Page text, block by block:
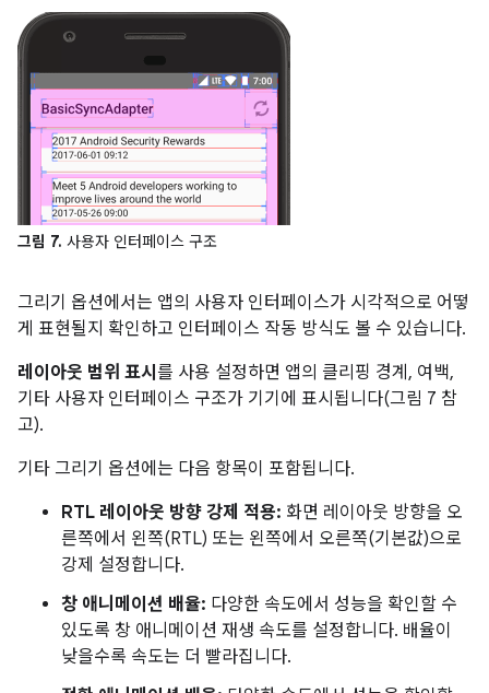
그림 7. 사용자 인터페이스 구조
그리기 옵션에서는 앱의 사용자 인터페이스가 시각적으로 어떻
게 표현될지 확인하고 인터페이스 작동 방식도 볼 수 있습니다.
레이아웃 범위 표시 를 사용 설정하면 앱의 클리핑 경계, 여백,
기타 사용자 인터페이스 구조가 기기에 표시됩니다(그림 7 참
고).
기타 그리기 옵션에는 다음 항목이 포함됩니다.
RTL 레이아웃 방향 강제 적용: 화면 레이아웃 방향을 오
른쪽에서 왼쪽(RTL) 또는 왼쪽에서 오른쪽(기본값)으로
강제 설정합니다.
창 애니메이션 배율: 다양한 속도에서 성능을 확인할 수
있도록 창 애니메이션 재생 속도를 설정합니다. 배율이
낮을수록 속도는 더 빨라집니다.